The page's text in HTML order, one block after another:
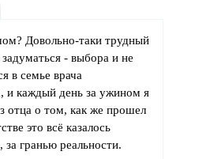
Довольно-таки трудный
- выбора и не
в семье врача
и каждый день за ужином я
отца о том, как же прошел
это всё казалось
гранью реальности.